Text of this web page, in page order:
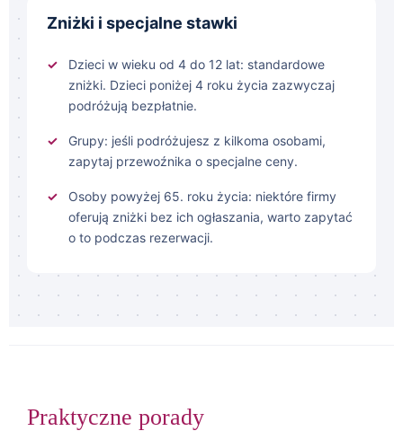
Zniżki i specjalne stawki
Dzieci w wieku od 4 do 12 lat: standardowe
zniżki. Dzieci poniżej 4 roku życia zazwyczaj
podróżują bezpłatnie.
Grupy: jeśli podróżujesz z kilkoma osobami,
zapytaj przewoźnika o specjalne ceny.
Osoby powyżej 65. roku życia: niektóre firmy
oferują zniżki bez ich ogłaszania, warto zapytać
o to podczas rezerwacji.
Praktyczne porady